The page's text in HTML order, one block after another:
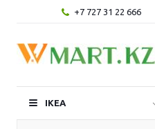
+7 727 31 22 666
IKEA